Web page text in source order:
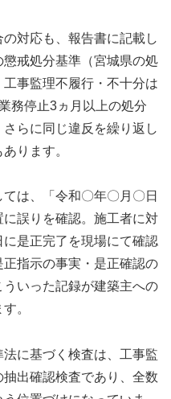
対応も、報告書に記載し
戒処分基準（宮城県の処
事監理不履行・不十分は
務停止3ヵ月以上の処分
らに同じ違反を繰り返し
ります。
は、「令和〇年〇月〇日
誤りを確認。施工者に対
是正完了を現場にて確認
指示の事実・是正確認の
いった記録が建築主への
。
に基づく検査は、工事監
出確認検査であり、全数